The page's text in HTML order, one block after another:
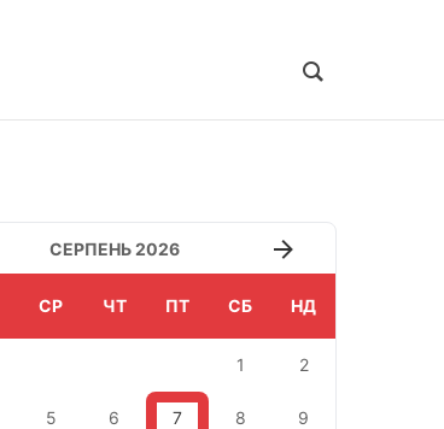
СЕРПЕНЬ 2026
СР ЧТ ПТ СБ НД
1 2
5 6 7 8 9